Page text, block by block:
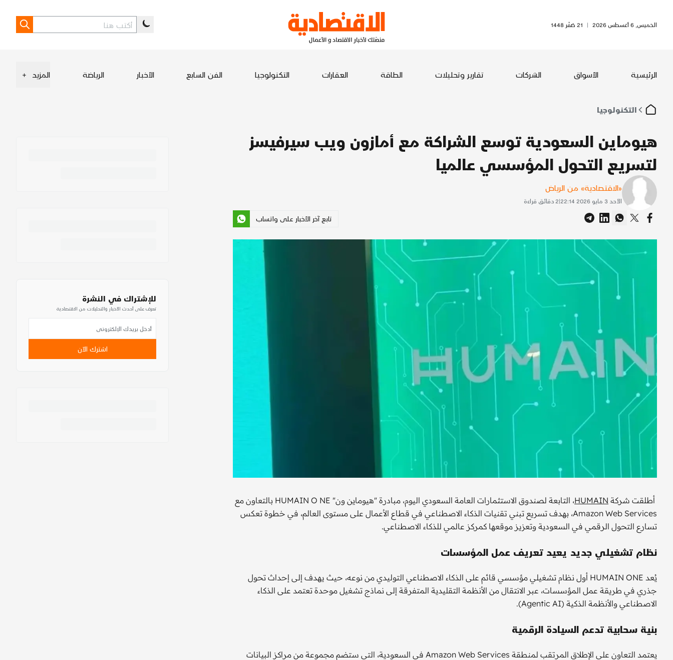
الخميس, 6 أغسطس 2026 | 21 صَفَر 1448
الرئيسية الأسواق الشركات تقارير وتحليلات الطاقة العقارات التكنولوجيا الفن السابع الأخبار الرياضة المزيد +
التكنولوجيا
هيوماين السعودية توسع الشراكة مع أمازون ويب سيرفيسز
لتسريع التحول المؤسسي عالميا
«الاقتصادية» من الرياض
الأحد 3 مايو 2026 22:14 |
2 دقائق قراءة
تابع آخر الأخبار على واتساب
أطلقت شركة HUMAIN
، التابعة لصندوق الاستثمارات العامة السعودي اليوم، مبادرة "هيوماين ون" HUMAIN O NE بالتعاون مع
Amazon Web Services، بهدف تسريع تبني تقنيات الذكاء الاصطناعي في قطاع الأعمال على مستوى العالم، في خطوة تعكس
تسارع التحول الرقمي في السعودية وتعزيز موقعها كمركز عالمي للذكاء الاصطناعي.
نظام تشغيلي جديد يعيد تعريف عمل المؤسسات
يُعد HUMAIN ONE أول نظام تشغيلي مؤسسي قائم على الذكاء الاصطناعي التوليدي من نوعه، حيث يهدف إلى إحداث تحول
جذري في طريقة عمل المؤسسات، عبر الانتقال من الأنظمة التقليدية المتفرقة إلى نماذج تشغيل موحدة تعتمد على الذكاء
الاصطناعي والأنظمة الذكية (Agentic AI).
بنية سحابية تدعم السيادة الرقمية
يعتمد التعاون على الإطلاق المرتقب لمنطقة Amazon Web Services في السعودية، التي ستضم مجموعة من مراكز البيانات
للإشتراك في النشرة
تعرف على أحدث الأخبار والتحليلات من الاقتصادية
اشترك الآن